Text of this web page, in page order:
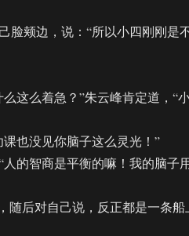
颊边，说：“所以小四刚刚是
这么着急？”朱云峰肯定道，“
也没见你脑子这么灵光！”
的智商是平衡的嘛！我的脑子
后对自己说，反正都是一条船